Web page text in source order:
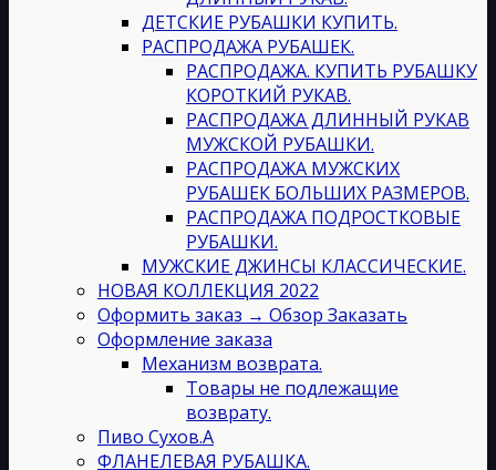
ДЕТСКИЕ РУБАШКИ КУПИТЬ.
РАСПРОДАЖА РУБАШЕК.
РАСПРОДАЖА. КУПИТЬ РУБАШКУ
КОРОТКИЙ РУКАВ.
РАСПРОДАЖА ДЛИННЫЙ РУКАВ
МУЖСКОЙ РУБАШКИ.
РАСПРОДАЖА МУЖСКИХ
РУБАШЕК БОЛЬШИХ РАЗМЕРОВ.
РАСПРОДАЖА ПОДРОСТКОВЫЕ
РУБАШКИ.
МУЖСКИЕ ДЖИНСЫ КЛАССИЧЕСКИЕ.
НОВАЯ КОЛЛЕКЦИЯ 2022
Оформить заказ → Обзор Заказать
Оформление заказа
Механизм возврата.
Товары не подлежащие
возврату.
Пиво Сухов.А
ФЛАНЕЛЕВАЯ РУБАШКА.